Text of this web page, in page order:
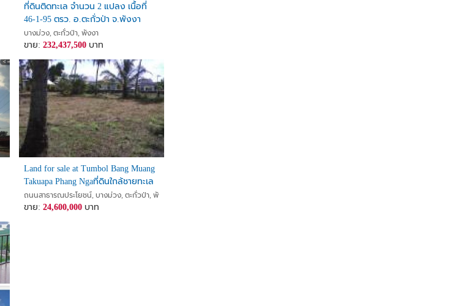
ที่ดินติดทะเล จำนวน 2 แปลง เนื้อที่
46-1-95 ตรว. อ.ตะกั่วป่า จ.พังงา
บางม่วง, ตะกั่วป่า, พังงา
ขาย:232,437,500 บาท
Land for sale at Tumbol Bang Muang
Takuapa Phang Ngaที่ดินใกล้ชายทะเล
ต.บางม่วง อ.ตะกั่วป่า จ.พังงา 7-1-83
ไร่ ราคา 24.6ล้าน
ถนนสาธารณประโยชน์, บางม่วง, ตะกั่วป่า, พังงา
ขาย:24,600,000 บาท